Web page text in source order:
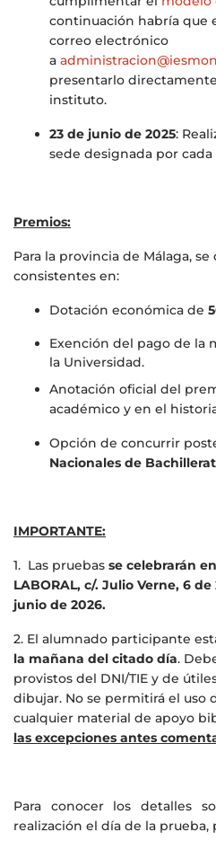
continuación habría que
correo electrónico
a
presentarlo
instituto.
23 de junio de 2025:
sede designada por
Premios:
Para la provincia de Málaga,
consistentes en:
Dotación económica de
Exención del pago de la
la Universidad.
Anotación oficial del
académico y en el
Opción de concurrir
Nacionales de
IMPORTANTE:
1. Las pruebas se celebrarán
LABORAL, c/. Julio Verne, 6
junio de 2026.
2. El alumnado participante
la mañana del citado día.
provistos del DNI/TIE y de
dibujar. No se permitirá el uso
cualquier material de apoyo
las excepciones antes
Para conocer los detalles
realización el día de la prueba,